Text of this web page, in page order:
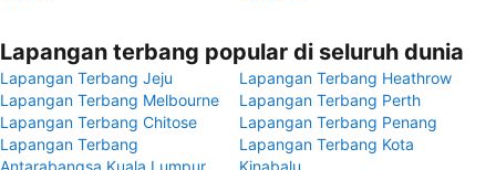
Lapangan terbang popular di seluruh dunia
Lapangan Terbang Jeju
Lapangan Terbang Heathrow
Lapangan Terbang Melbourne
Lapangan Terbang Perth
Lapangan Terbang Chitose
Lapangan Terbang Penang
Lapangan Terbang
Antarabangsa Kuala Lumpur
Lapangan Terbang Kota
Kinabalu